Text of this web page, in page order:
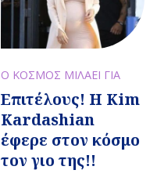
Ο ΚΟΣΜΟΣ ΜΙΛΑΕΙ ΓΙΑ
Επιτέλους! H Kim
Kardashian
έφερε στον κόσμο
τον γιο της!!